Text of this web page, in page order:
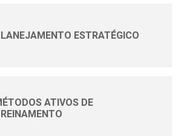
ESTRATÉGICO
ATIVOS DE